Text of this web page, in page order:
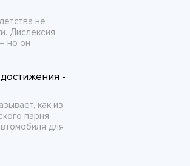
не
Дислексия,
но он
-
как из
парня
для